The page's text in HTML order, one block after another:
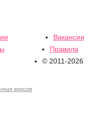
Вакансии
Правила
© 2011-2026
версия